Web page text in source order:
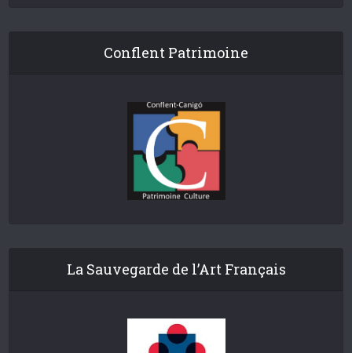
Conflent Patrimoine
La Sauvegarde de l’Art Français